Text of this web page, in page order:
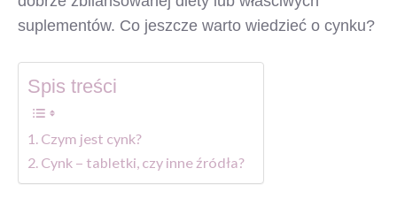
suplementów. Co jeszcze warto wiedzieć o cynku?
Spis treści
Czym jest cynk?
Cynk – tabletki, czy inne źródła?